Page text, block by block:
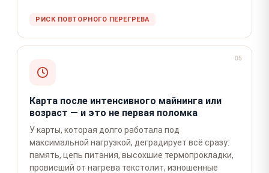
РИСК ПОВТОРНОГО ПЕРЕГРЕВА
05
Карта после интенсивного майнинга или
возраст — и это не первая поломка
У карты, которая долго работала под
максимальной нагрузкой, деградирует всё сразу:
память, цепь питания, высохшие термопрокладки,
провисший от нагрева текстолит, изношенные